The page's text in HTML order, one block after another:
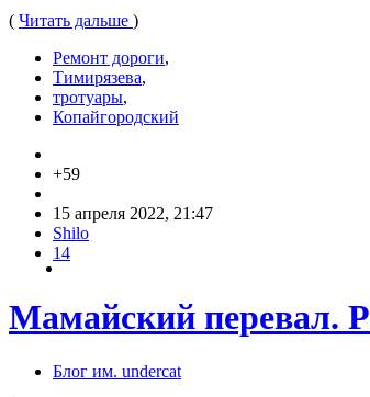
( Читать дальше )
Ремонт дороги,
Тимирязева,
тротуары,
Копайгородский
+59
15 апреля 2022, 21:47
Shilo
14
Мамайский перевал.
Блог им. undercat